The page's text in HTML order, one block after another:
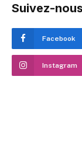
Suivez-nous
Facebook
Instagram